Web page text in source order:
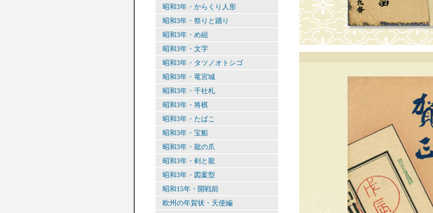
昭和3年・からくり人形
昭和3年・祭りと踊り
昭和3年・め組
昭和3年・文字
昭和3年・タツノオトシゴ
昭和3年・竜宮城
昭和3年・千社札
昭和3年・将棋
昭和3年・たばこ
昭和3年・宝船
昭和3年・龍の爪
昭和3年・剣と龍
昭和3年・図案型
昭和15年・開戦前
欧州の年賀状・天使編